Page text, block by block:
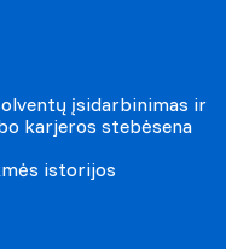
įsidarbinimas ir
karjeros stebėsena
istorijos